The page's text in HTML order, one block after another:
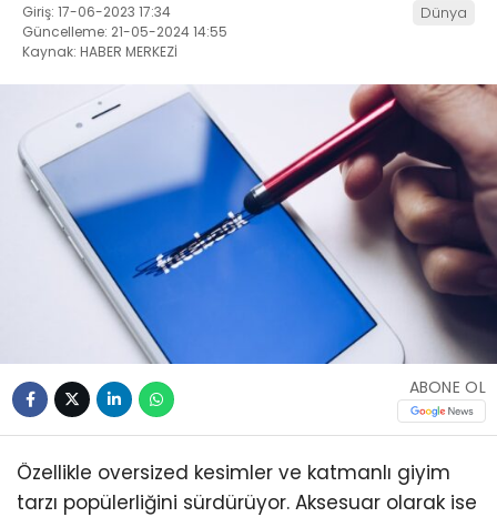
Giriş: 17-06-2023 17:34
Güncelleme: 21-05-2024 14:55
Kaynak: HABER MERKEZİ
Dünya
ABONE OL
Özellikle oversized kesimler ve katmanlı giyim
tarzı popülerliğini sürdürüyor. Aksesuar olarak ise